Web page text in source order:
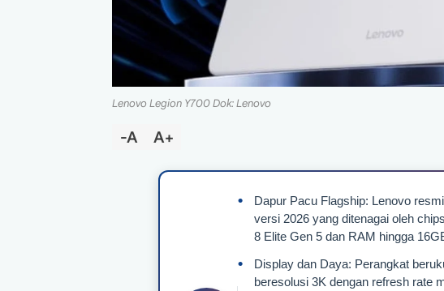
Lenovo Legion Y700 Dok: Lenovo
-A A+
Dapur Pacu Flagship: Lenovo
versi 2026 yang ditenagai oleh
8 Elite Gen 5 dan RAM hingga
Display dan Daya: Perangkat
beresolusi 3K dengan refresh rate